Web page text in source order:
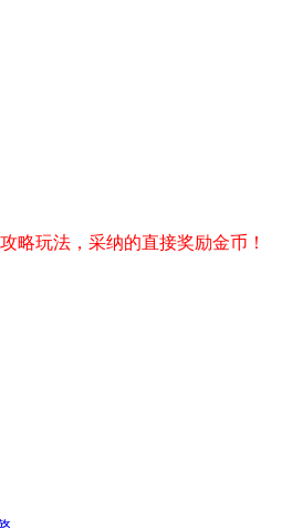
略玩法，采纳的直接奖励金币！